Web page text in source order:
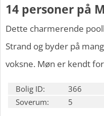
14 personer på
Dette charmerende
Strand og byder på
voksne. Møn er kendt
Bolig ID: 366
Soverum:
5